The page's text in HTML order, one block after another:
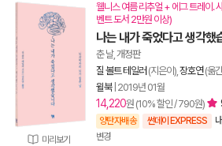
미리보기
웰니스 여름 리추얼 + 에그 트레이.
벤트 도서 2만원 이상)
나는 내가 죽었다고 생각했
춘 날, 개정판
질 볼트 테일러 (지은이), 장호연(옮
윌북| 2019년 01월
14,220원 (10% 할인 / 790원)
양탄자배송 썬데이 EXPRESS
변경